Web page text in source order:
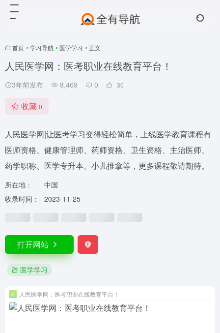
首页 • 学习导航 • 医学学习 • 正文
人民医学网：医考职业在线教育平台！
3年前发布 8,469 0 30
收藏 0
人民医学网|让医考学习变得轻松简单，上线医学教育课程有
医师资格、健康管理师、药师资格、卫生资格、主治医师、
药学职称、医学专升本、小儿推拿等，更多课程敬请期待。
所在地：
中国
收录时间：
2023-11-25
打开网站
医学学习
人民医学网：医考职业在线教育平台！